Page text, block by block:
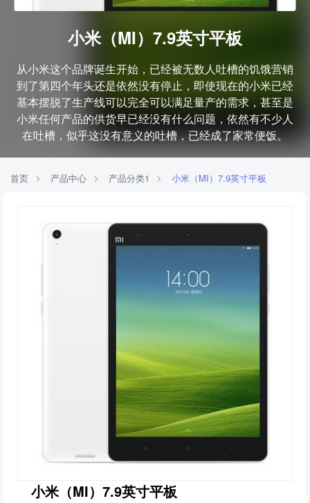
小米（MI）7.9英寸平板
从小米这个品牌诞生开始，已经被无数人吐槽的饥饿营销
到了第四个年头还是依然没有停止，即使现在的小米已经
基本摆脱了生产线可以完全可以满足量产的需求，甚至是
小米任何产品的供货早已经没有什么问题，依然有不少人
在吐槽，似乎这没有意义的吐槽，已经成了家常便饭。
首页 产品中心 产品分类1 小米（MI）7.9英寸平板
小米（MI）7.9英寸平板